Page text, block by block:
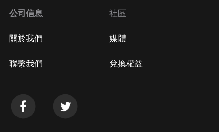
公司信息
關於我們
聯繫我們
社區
媒體
兌換權益